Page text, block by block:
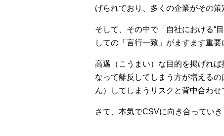
げられており、多くの企業がその策
そして、その中で「自社における“
しての「言行一致」がますます重
高邁（こうまい）な目的を掲げれ
なって離反してしまう方が増える
ん）してしまうリスクと背中合わ
さて、本気でCSVに向き合ってい